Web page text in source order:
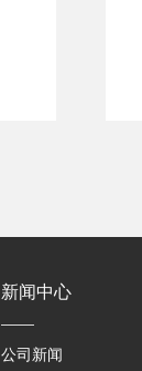
新闻中心
公司新闻